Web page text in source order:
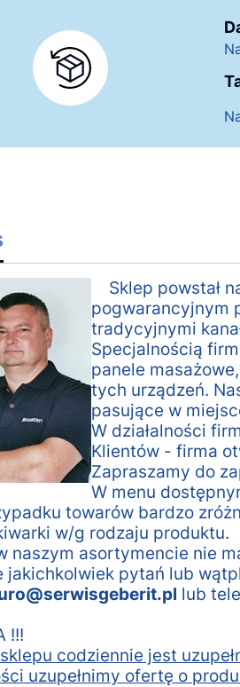
Sklep powstał
pogwarancyjnym
tradycyjnymi
Specjalnością
panele
tych urządzeń.
pasujące w
W działalności
Klientów - firma
Zapraszamy do
W menu
towarów bardzo
w/g rodzaju produktu.
naszym asortymencie nie
jakichkolwiek pytań lub
lub
!!!
codziennie jest
uzupełnimy ofertę o